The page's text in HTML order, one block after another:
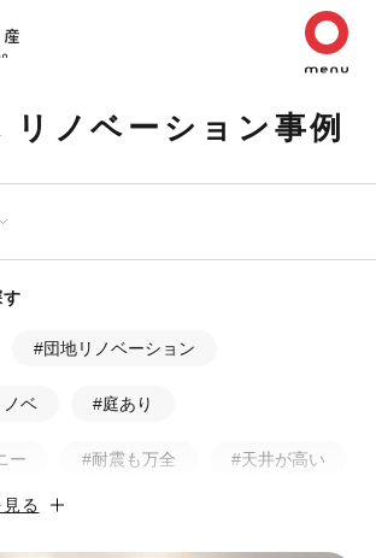
リノベーション事例
#団地リノベーション
ノベ #庭あり
ー #耐震も万全 #天井が高い
#昭和レトロ
る